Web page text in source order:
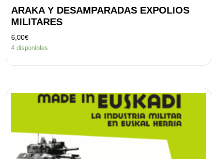
ARAKA Y DESAMPARADAS EXPOLIOS
MILITARES
6,00€
4 disponibles